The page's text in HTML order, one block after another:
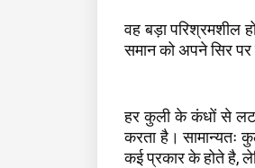
वह बड़ा परिश्रमशील
समान को अपने सिर
हर कुली के कंधों से
करता है। सामान्यतः
कई प्रकार के होते है,